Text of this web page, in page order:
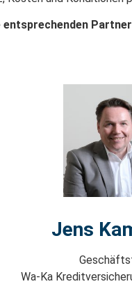
Jens
Wa-Ka